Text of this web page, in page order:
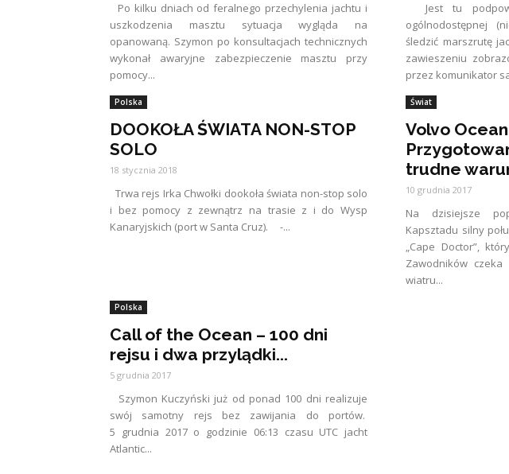
Po kilku dniach od feralnego przechylenia jachtu i
uszkodzenia masztu sytuacja wygląda na
opanowaną. Szymon po konsultacjach technicznych
wykonał awaryjne zabezpieczenie masztu przy
pomocy...
Jest tu
ogólnodostępnej
śledzić marszrutę
zawieszeniu
przez komunikator
Polska
DOOKOŁA ŚWIATA NON-STOP
SOLO
18 stycznia 2018
Trwa rejs Irka Chwołki dookoła świata non-stop solo
i bez pomocy z zewnątrz na trasie z i do Wysp
Kanaryjskich (port w Santa Cruz). -...
Świat
Volvo
trudne
10 grudnia 2017
Na dzisiejsze
Kapsztadu silny
„Cape Doctor”,
Zawodników
wiatru...
Polska
Call of the Ocean – 100 dni
rejsu i dwa przylądki...
5 grudnia 2017
Szymon Kuczyński już od ponad 100 dni realizuje
swój samotny rejs bez zawijania do portów.
5 grudnia 2017 o godzinie 06:13 czasu UTC jacht
Atlantic...